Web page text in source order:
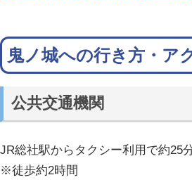
鬼ノ城への行き方・ア
公共交通機関
JR総社駅からタクシー利用で約25
※徒歩約2時間